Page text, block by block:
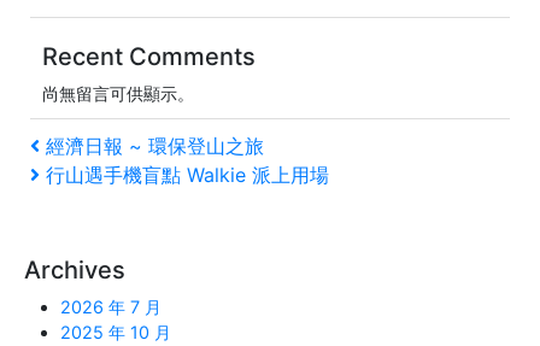
Recent Comments
尚無留言可供顯示。
文
章
覽
上
一
�
經濟日報 ~ 環保登山之旅
下
文
行山遇手機盲點 Walkie 派上用場
Archives
2026 年 7 月
2025 年 10 月